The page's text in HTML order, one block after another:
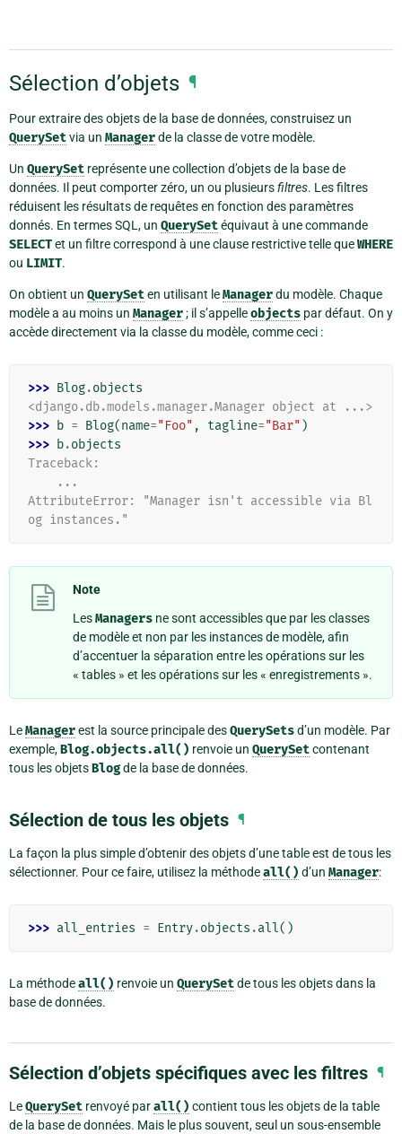
Sélection d’objets ¶
Pour extraire des objets de la base de données, construisez un
QuerySetvia un Managerde la classe de votre modèle.
Un QuerySet représente une collection d’objets de la base de
données. Il peut comporter zéro, un ou plusieursfiltres. Les filtres
réduisent les résultats de requêtes en fonction des paramètres
donnés. En termes SQL, un QuerySetéquivaut à une commande
SELECTet un filtre correspond à une clause restrictive telle queWHERE
ou LIMIT.
On obtient un QuerySeten utilisant leManagerdu modèle. Chaque
modèle a au moins un Manager; il s’appelleobjects par défaut. On y
accède directement via la classe du modèle, comme ceci :
>>> Blog.objects
<django.db.models.manager.Manager object at ...>
>>> b = Blog(name="Foo" , tagline="Bar" )
>>> b.objects
Traceback:
    ...
AttributeError: "Manager isn't accessible via Bl
og instances."
Note
LesManagers ne sont accessibles que par les classes
de modèle et non par les instances de modèle, afin
d’accentuer la séparation entre les opérations sur les
« tables » et les opérations sur les « enregistrements ».
LeManagerest la source principale desQuerySetsd’un modèle. Par
exemple,Blog.objects.all() renvoie un QuerySetcontenant
tous les objetsBlogde la base de données.
Sélection de tous les objets ¶
La façon la plus simple d’obtenir des objets d’une table est de tous les
sélectionner. Pour ce faire, utilisez la méthodeall() d’un Manager:
>>> all_entries = Entry.objects .all()
La méthodeall() renvoie un QuerySetde tous les objets dans la
base de données.
Sélection d’objets spécifiques avec les filtres ¶
LeQuerySet renvoyé parall() contient tous les objets de la table
de la base de données. Mais le plus souvent, seul un sous-ensemble